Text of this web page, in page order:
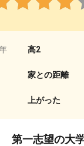
高2
家との距離
上がった
第一志望の大